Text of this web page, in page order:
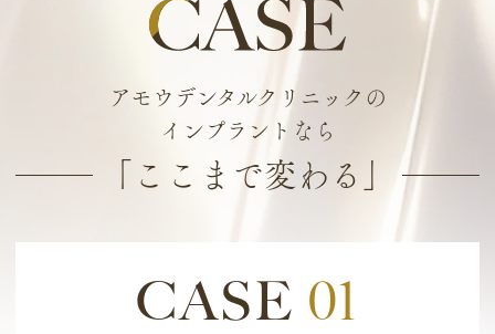
アモウデンタルクリニックの
インプラントなら
「ここまで変わる」
CASE 01